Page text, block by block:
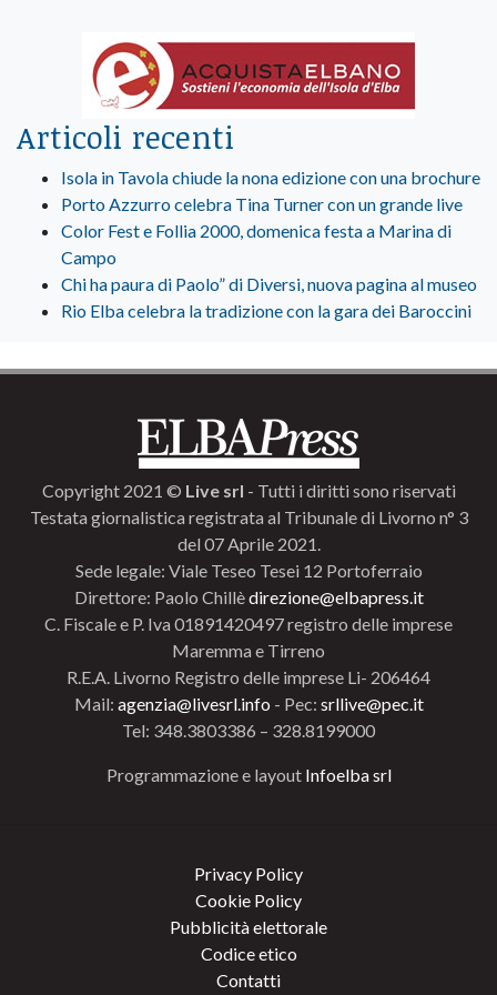
Articoli recenti
Isola in Tavola chiude la nona edizione con una brochure
Porto Azzurro celebra Tina Turner con un grande live
Color Fest e Follia 2000, domenica festa a Marina di
Campo
Chi ha paura di Paolo” di Diversi, nuova pagina al museo
Rio Elba celebra la tradizione con la gara dei Baroccini
Copyright 2021 © Live srl - Tutti i diritti sono riservati
Testata giornalistica registrata al Tribunale di Livorno n° 3
del 07 Aprile 2021.
Sede legale: Viale Teseo Tesei 12 Portoferraio
Direttore: Paolo Chillèdirezione@elbapress.it
C. Fiscale e P. Iva 01891420497 registro delle imprese
Maremma e Tirreno
R.E.A. Livorno Registro delle imprese Li- 206464
Mail: agenzia@livesrl.info - Pec: srllive@pec.it
Tel: 348.3803386 – 328.8199000
Programmazione e layout Infoelba srl
Privacy Policy
Cookie Policy
Pubblicità elettorale
Codice etico
Contatti